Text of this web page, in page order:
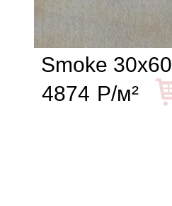
Smoke 30x60
4874 Р/м²